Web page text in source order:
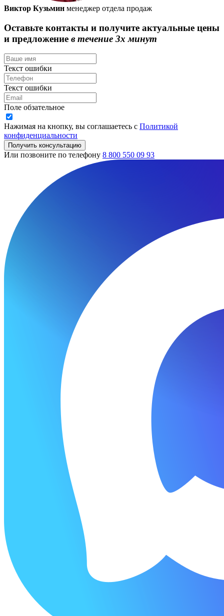
Виктор Кузьмин менеджер отдела продаж
Оставьте контакты и получите актуальные цены
и предложение в течение 3х минут
Текст ошибки
Текст ошибки
Поле обзательное
Нажимая на кнопку, вы соглашаетесь с Политикой
конфиденциальности
Получить консультацию
Или позвоните по телефону 8 800 550 09 93